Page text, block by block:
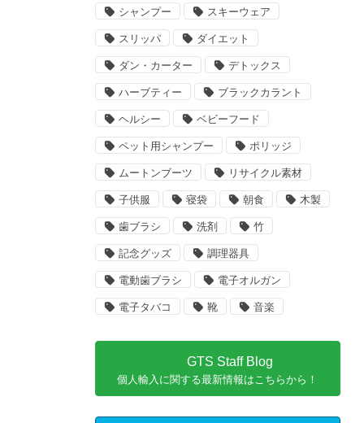
シャンプー スキーウェア
スリッパ ダイエット
ダン・カーター デトックス
ハーブティー ブラックカラント
ヘルシー ベビーフード
ペット用シャンプー ポリッジ
ムートンブーツ リサイクル素材
子供服 寝袋 朝食 木製
歯ブラシ 洗剤 竹
記念グッズ 調理器具
電動歯ブラシ 電子オルガン
電子タバコ 靴 音楽
GTS Staff Blog
個人輸入に関する最新情報はこちらから！